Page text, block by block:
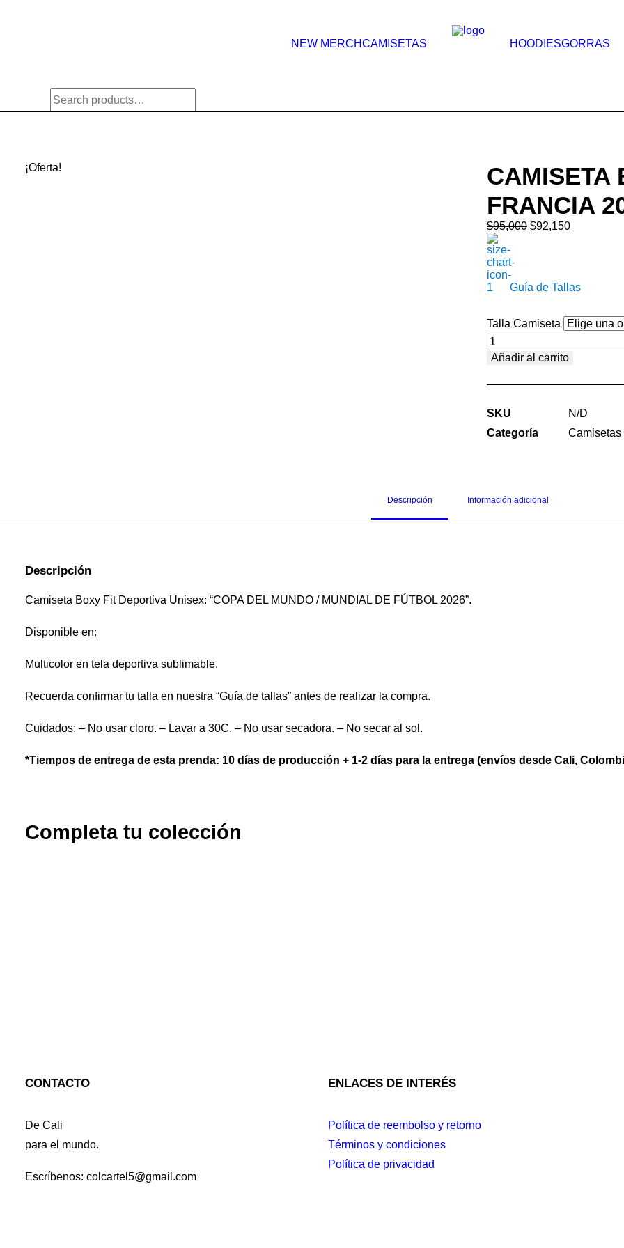
NEW MERCHCAMISETAS HOODIESGORRAS
¡Oferta!
CAMISETA
FRANCIA
$95,000 Original
$92,150Current
Guía de Tallas
Talla Camiseta
CAMISETA
BOXY
FRANCIA
2026
Añadir al carrito
SKU
N/D
Categoría
Camisetas
Descripción Información adicional
Descripción
Camiseta Boxy Fit Deportiva Unisex: “COPA DEL MUNDO / MUNDIAL DE FÚTBOL 2026”.
Disponible en:
Multicolor en tela deportiva sublimable.
Recuerda confirmar tu talla en nuestra “Guía de tallas” antes de realizar la compra.
Cuidados: – No usar cloro. – Lavar a 30C. – No usar secadora. – No secar al sol.
*Tiempos de entrega de esta prenda: 10 días de producción + 1-2 días para la entrega (envíos desde Cali,
Completa tu colección
CONTACTO
De Cali
para el mundo.
Escríbenos: colcartel5@gmail.com
ENLACES DE INTERÉS
Política de reembolso y retorno
Términos y condiciones
Política de privacidad